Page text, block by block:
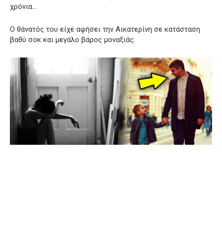
χρόνια…
Ο θάνατός του είχε αφήσει την Αικατερίνη σε κατάσταση
βαθύ σοκ και μεγάλο βάρος μοναξιάς.